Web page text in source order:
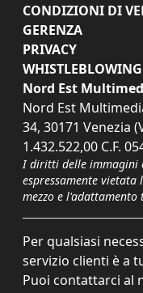
CONDIZIONI DI
GERENZA
PRIVACY
WHISTLEBLOWING
Nord Est
Nord Est
34, 30171 Venezia
1.432.522,00 C.F.
I diritti delle immagini
espressamente
mezzo e l'adattamento
Per qualsiasi
servizio clienti è a
Puoi contattarci al